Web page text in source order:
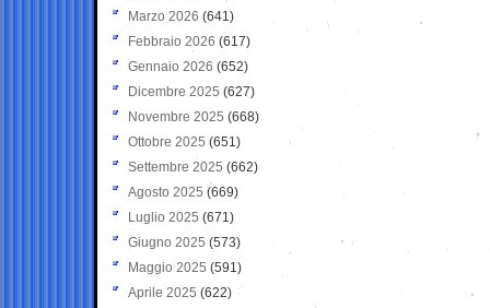
Marzo 2026 (641)
Febbraio 2026 (617)
Gennaio 2026 (652)
Dicembre 2025 (627)
Novembre 2025 (668)
Ottobre 2025 (651)
Settembre 2025 (662)
Agosto 2025 (669)
Luglio 2025 (671)
Giugno 2025 (573)
Maggio 2025 (591)
Aprile 2025 (622)